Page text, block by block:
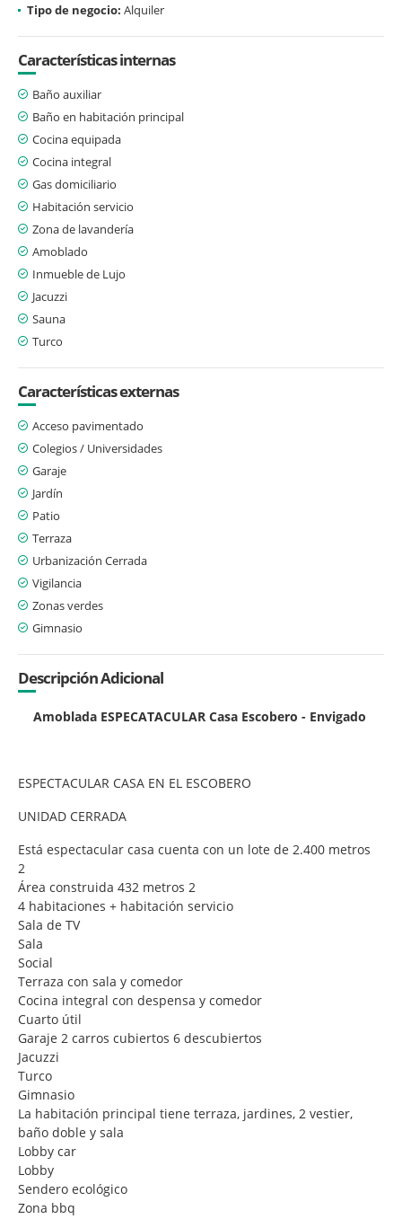
Tipo de negocio: Alquiler
Características internas
Baño auxiliar
Baño en habitación principal
Cocina equipada
Cocina integral
Gas domiciliario
Habitación servicio
Zona de lavandería
Amoblado
Inmueble de Lujo
Jacuzzi
Sauna
Turco
Características externas
Acceso pavimentado
Colegios / Universidades
Garaje
Jardín
Patio
Terraza
Urbanización Cerrada
Vigilancia
Zonas verdes
Gimnasio
Descripción Adicional
Amoblada ESPECATACULAR Casa Escobero - Envigado
ESPECTACULAR CASA EN EL ESCOBERO
UNIDAD CERRADA
Está espectacular casa cuenta con un lote de 2.400 metros
2
Área construida 432 metros 2
4 habitaciones + habitación servicio
Sala de TV
Sala
Social
Terraza con sala y comedor
Cocina integral con despensa y comedor
Cuarto útil
Garaje 2 carros cubiertos 6 descubiertos
Jacuzzi
Turco
Gimnasio
La habitación principal tiene terraza, jardines, 2 vestier,
baño doble y sala
Lobby car
Lobby
Sendero ecológico
Zona bbq